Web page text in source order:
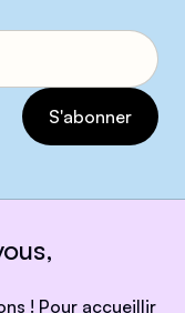
! Pour accueillir